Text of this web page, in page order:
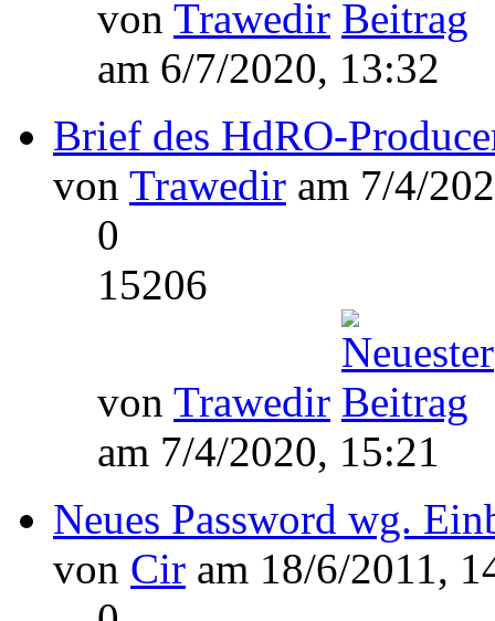
von Trawedir
am 6/7/2020, 13:32
Brief des HdRO-
von Trawedir am 7/4/
0
15206
von Trawedir
am 7/4/2020, 15:21
Neues Password wg.
von Cir am 18/6/2011,